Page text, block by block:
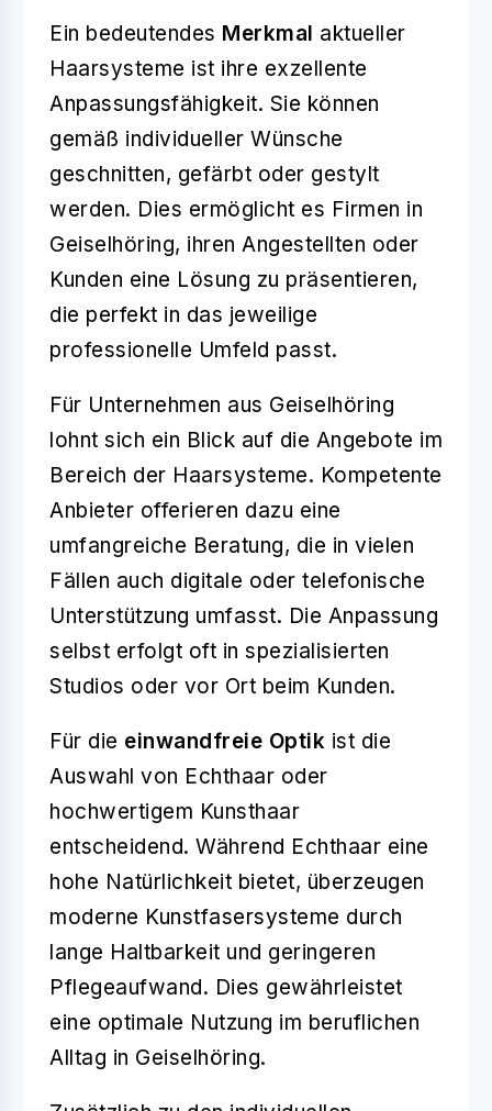
Ein bedeutendes Merkmal aktueller
Haarsysteme ist ihre exzellente
Anpassungsfähigkeit. Sie können
gemäß individueller Wünsche
geschnitten, gefärbt oder gestylt
werden. Dies ermöglicht es Firmen in
Geiselhöring, ihren Angestellten oder
Kunden eine Lösung zu präsentieren,
die perfekt in das jeweilige
professionelle Umfeld passt.
Für Unternehmen aus Geiselhöring
lohnt sich ein Blick auf die Angebote im
Bereich der Haarsysteme. Kompetente
Anbieter offerieren dazu eine
umfangreiche Beratung, die in vielen
Fällen auch digitale oder telefonische
Unterstützung umfasst. Die Anpassung
selbst erfolgt oft in spezialisierten
Studios oder vor Ort beim Kunden.
Für die einwandfreie Optik ist die
Auswahl von Echthaar oder
hochwertigem Kunsthaar
entscheidend. Während Echthaar eine
hohe Natürlichkeit bietet, überzeugen
moderne Kunstfasersysteme durch
lange Haltbarkeit und geringeren
Pflegeaufwand. Dies gewährleistet
eine optimale Nutzung im beruflichen
Alltag in Geiselhöring.